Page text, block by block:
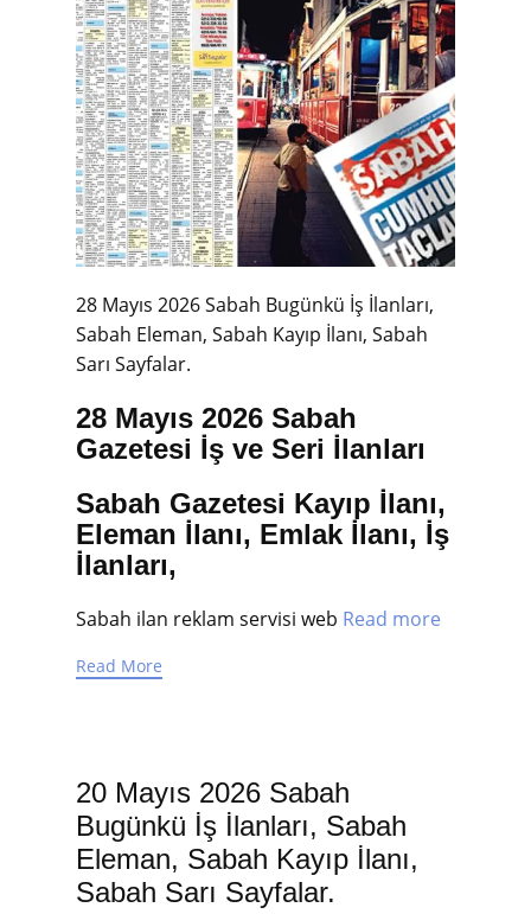
28 Mayıs 2026 Sabah Bugünkü İş İlanları,
Sabah Eleman, Sabah Kayıp İlanı, Sabah
Sarı Sayfalar.
28 Mayıs 2026 Sabah
Gazetesi İş ve Seri İlanları
Sabah Gazetesi Kayıp İlanı,
Eleman İlanı, Emlak İlanı, İş
İlanları,
Sabah ilan reklam servisi web Read more
Read More
20 Mayıs 2026 Sabah
Bugünkü İş İlanları, Sabah
Eleman, Sabah Kayıp İlanı,
Sabah Sarı Sayfalar.